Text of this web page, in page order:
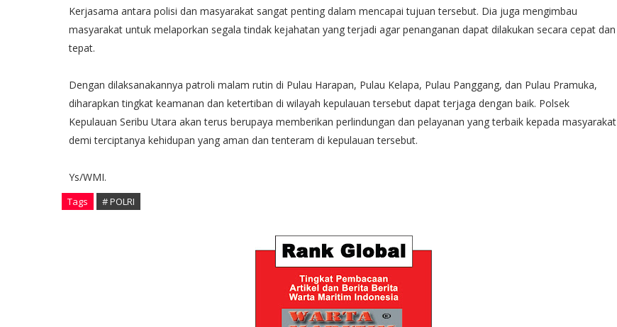
Kerjasama antara polisi dan masyarakat sangat penting dalam mencapai tujuan tersebut. Dia juga mengimbau
masyarakat untuk melaporkan segala tindak kejahatan yang terjadi agar penanganan dapat dilakukan secara cepat dan
tepat.
Dengan dilaksanakannya patroli malam rutin di Pulau Harapan, Pulau Kelapa, Pulau Panggang, dan Pulau Pramuka,
diharapkan tingkat keamanan dan ketertiban di wilayah kepulauan tersebut dapat terjaga dengan baik. Polsek
Kepulauan Seribu Utara akan terus berupaya memberikan perlindungan dan pelayanan yang terbaik kepada masyarakat
demi terciptanya kehidupan yang aman dan tenteram di kepulauan tersebut.
Ys/WMI.
Tags # POLRI